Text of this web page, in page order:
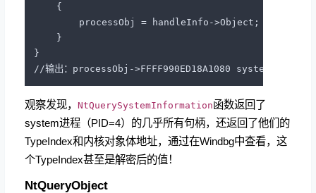
    {
        processObj = handleInfo->Object;
    }
}
观察发现， NtQuerySystemInformation函数返回了
system进程（PID=4）的几乎所有句柄，还返回了他们的
TypeIndex和内核对象体地址，通过在Windbg中查看，这
个TypeIndex甚至是解密后的值！
NtQueryObject